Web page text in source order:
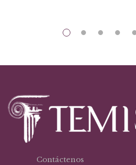
$18,79.
Contáctenos